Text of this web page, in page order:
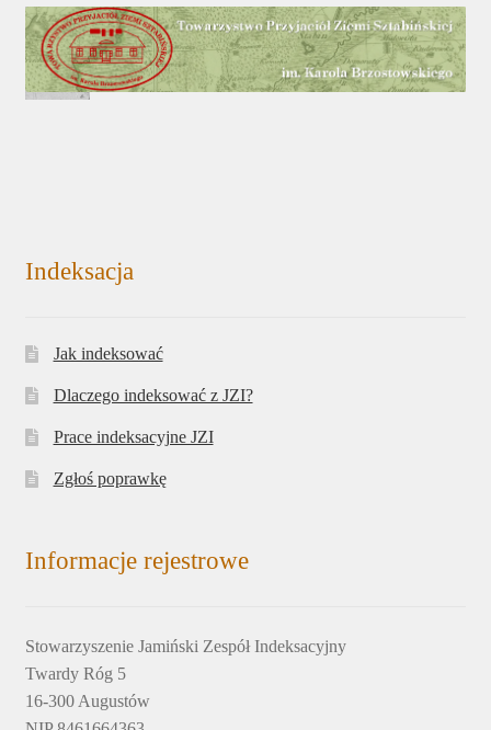
Indeksacja
Jak indeksować
Dlaczego indeksować z JZI?
Prace indeksacyjne JZI
Zgłoś poprawkę
Informacje rejestrowe
Stowarzyszenie Jamiński Zespół Indeksacyjny
Twardy Róg 5
16-300 Augustów